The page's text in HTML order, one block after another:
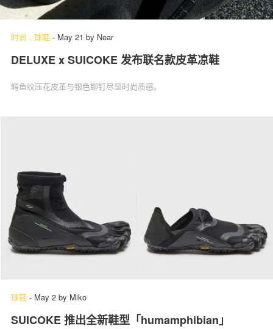
时尚 . 球鞋 - May 21 by Near
DELUXE x SUICOKE 发布联名款皮革凉鞋
鳄鱼纹压花皮革与银色铆钉尽显时尚质感。
球鞋 - May 2 by Miko
SUICOKE 推出全新鞋型「humamphibian」